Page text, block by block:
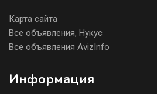
Карта сайта
Все объявления, Нукус
Все объявления AvizInfo
Информация